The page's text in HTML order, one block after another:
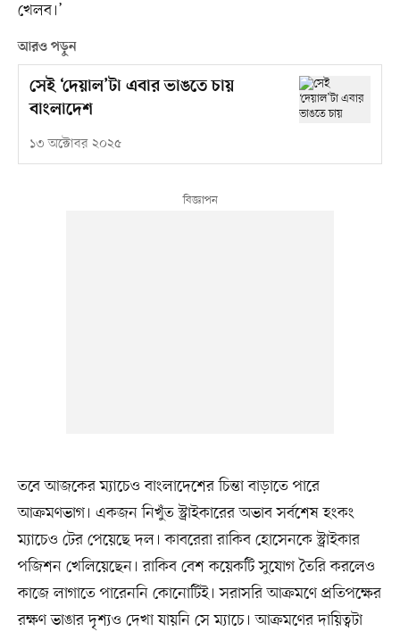
খেলব।’
আরও পড়ুন
সেই ‘দেয়াল’টা এবার ভাঙতে চায়
বাংলাদেশ
১৩ অক্টোবর ২০২৫
তবে আজকের ম্যাচেও বাংলাদেশের চিন্তা বাড়াতে পারে
আক্রমণভাগ। একজন নিখুঁত স্ট্রাইকারের অভাব সর্বশেষ হংকং
ম্যাচেও টের পেয়েছে দল। কাবরেরা রাকিব হোসেনকে স্ট্রাইকার
পজিশন খেলিয়েছেন। রাকিব বেশ কয়েকটি সুযোগ তৈরি করলেও
কাজে লাগাতে পারেননি কোনোটিই। সরাসরি আক্রমণে প্রতিপক্ষের
রক্ষণ ভাঙার দৃশ্যও দেখা যায়নি সে ম্যাচে। আক্রমণের দায়িত্বটা